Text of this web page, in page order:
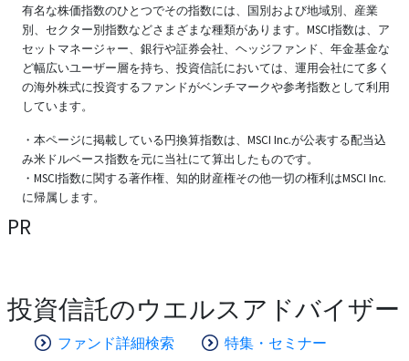
有名な株価指数のひとつでその指数には、国別および地域別、産業
別、セクター別指数などさまざまな種類があります。MSCI指数は、ア
セットマネージャー、銀行や証券会社、ヘッジファンド、年金基金な
ど幅広いユーザー層を持ち、投資信託においては、運用会社にて多く
の海外株式に投資するファンドがベンチマークや参考指数として利用
しています。
・本ページに掲載している円換算指数は、MSCI Inc.が公表する配当込
み米ドルベース指数を元に当社にて算出したものです。
・MSCI指数に関する著作権、知的財産権その他一切の権利はMSCI Inc.
に帰属します。
PR
投資信託のウエルスアドバイザー
ファンド詳細検索
特集・セミナー